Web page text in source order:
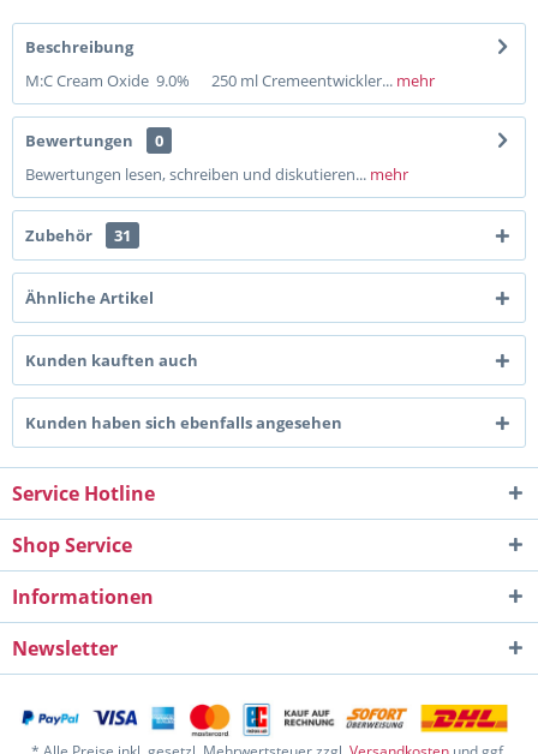
Beschreibung
M:C Cream Oxide 9.0% 250 ml Cremeentwickler... mehr
Bewertungen
0
Bewertungen lesen, schreiben und diskutieren... mehr
Zubehör 31
Ähnliche Artikel
Kunden kauften auch
Kunden haben sich ebenfalls angesehen
Service Hotline
Shop Service
Informationen
Newsletter